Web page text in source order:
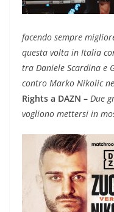
facendo sempre
questa volta in Italia
tra Daniele Scardina e
contro Marko Nikolic
Rights a DAZN – Due
vogliono mettersi in